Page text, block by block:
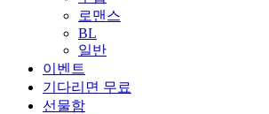
로맨스
BL
일반
이벤트
기다리면 무료
선물함